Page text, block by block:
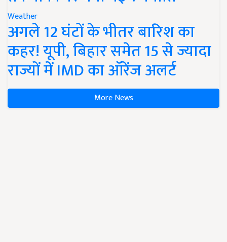
Weather
अगले 12 घंटों के भीतर बारिश का
कहर! यूपी, बिहार समेत 15 से ज्यादा
राज्यों में IMD का ऑरेंज अलर्ट
More News